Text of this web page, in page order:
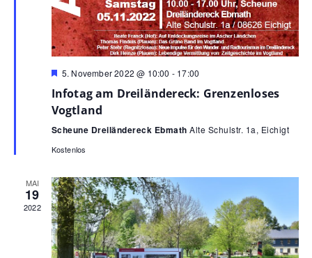
Hervorgehoben
5. November 2022 @ 10:00 - 17:00
Infotag am Dreiländereck: Grenzenloses
Vogtland
Scheune Dreiländereck Ebmath Alte Schulstr. 1a, Eichigt
Kostenlos
MAI
19
2022